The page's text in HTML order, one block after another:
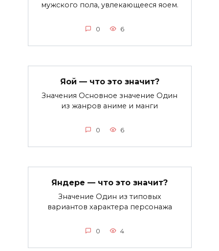
мужского пола, увлекающееся яоем.
0 6
Яой — что это значит?
Значения Основное значение Один
из жанров аниме и манги
0 6
Яндере — что это значит?
Значение Один из типовых
вариантов характера персонажа
0 4